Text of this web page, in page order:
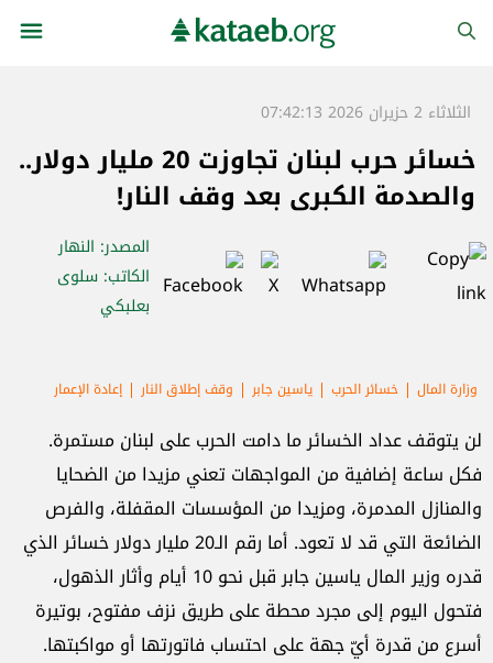
الثلاثاء 2 حزيران 2026 07:42:13
خسائر حرب لبنان تجاوزت 20 مليار دولار..
والصدمة الكبرى بعد وقف النار!
المصدر: النهار
الكاتب: سلوى
بعلبكي
وزارة المال خسائر الحرب ياسين جابر وقف إطلاق النار إعادة الإعمار
لن يتوقف عداد الخسائر ما دامت الحرب على لبنان مستمرة.
فكل ساعة إضافية من المواجهات تعني مزيدا من الضحايا
والمنازل المدمرة، ومزيدا من المؤسسات المقفلة، والفرص
الضائعة التي قد لا تعود. أما رقم الـ20 مليار دولار خسائر الذي
قدره وزير المال ياسين جابر قبل نحو 10 أيام وأثار الذهول،
فتحول اليوم إلى مجرد محطة على طريق نزف مفتوح، بوتيرة
أسرع من قدرة أيّ جهة على احتساب فاتورتها أو مواكبتها.